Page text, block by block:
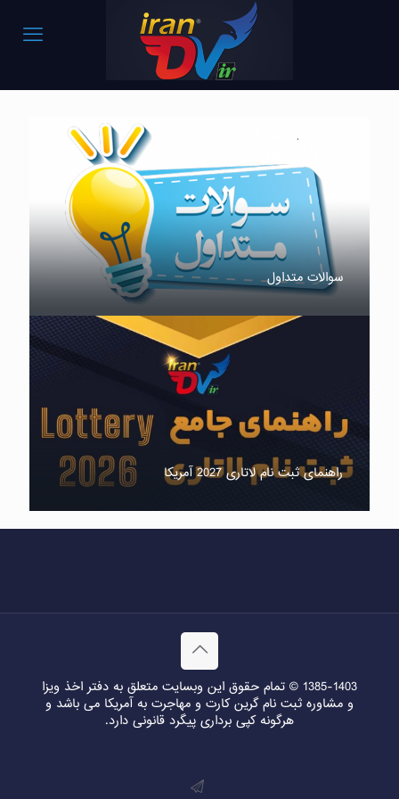
سوالات متداول
راهنمای ثبت نام لاتاری 2027 آمریکا
1385-1403 © تمام حقوق این وبسایت متعلق به دفتر اخذ ویزا
و مشاوره ثبت نام گرین کارت و مهاجرت به آمریکا می باشد و
هرگونه کپی برداری پیگرد قانونی دارد.